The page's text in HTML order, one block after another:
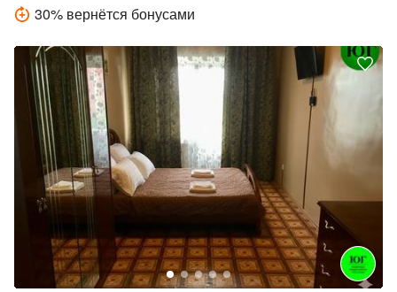
30% вернётся бонусами